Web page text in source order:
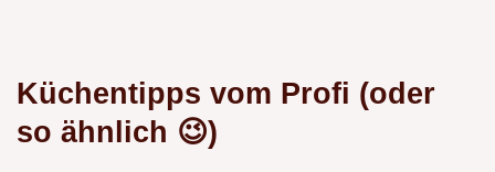
Küchentipps vom Profi (oder
so ähnlich 😉)